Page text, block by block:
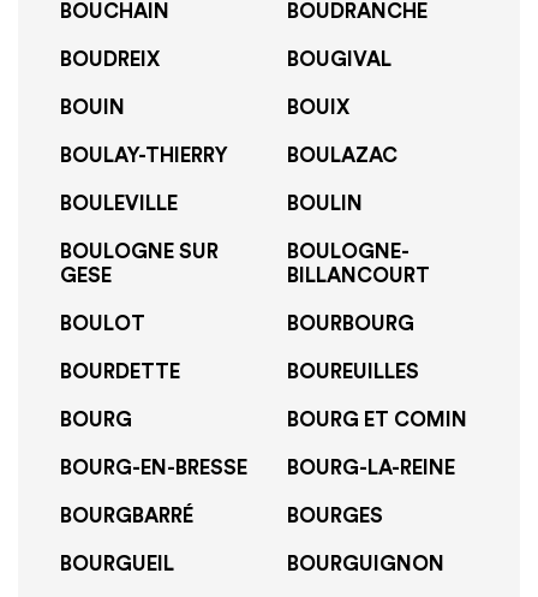
BOUCHAIN BOUDRANCHE
BOUDREIX BOUGIVAL
BOUIN BOUIX
BOULAY-THIERRY BOULAZAC
BOULEVILLE BOULIN
BOULOGNE SUR
GESE
BOULOGNE-
BILLANCOURT
BOULOT BOURBOURG
BOURDETTE BOUREUILLES
BOURG BOURG ET COMIN
BOURG-EN-BRESSE BOURG-LA-REINE
BOURGBARRÉ BOURGES
BOURGUEIL BOURGUIGNON